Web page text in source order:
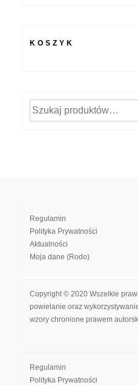
KOSZYK
Szukaj:
Regulamin
Polityka Prywatności
Aktualności
Moja dane (Rodo)
Copyright © 2020 Wszelkie
powielanie oraz
wzory chronione prawem
Regulamin
Polityka Prywatności